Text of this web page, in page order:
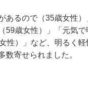
あるので（35歳女性
59歳女性）」「元気
性）」など、明るく
寄せられました。